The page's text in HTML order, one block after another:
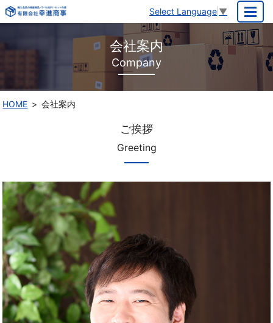
Select Language ▼
MENU
会社案内
Company
HOME 会社案内
ご挨拶
Greeting